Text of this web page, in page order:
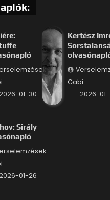
01-30
Kertész
Gabi
2026-
Sirály
01-26